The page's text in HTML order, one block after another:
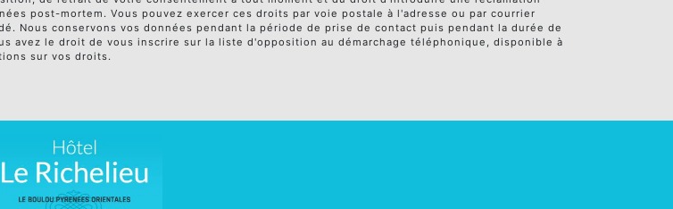
post-mortem. Vous pouvez exercer ces droits par voie postale à l'adresse ou par courrier
Nous conservons vos données pendant la période de prise de contact puis pendant la durée de
avez le droit de vous inscrire sur la liste d'opposition au démarchage téléphonique, disponible à
sur vos droits.